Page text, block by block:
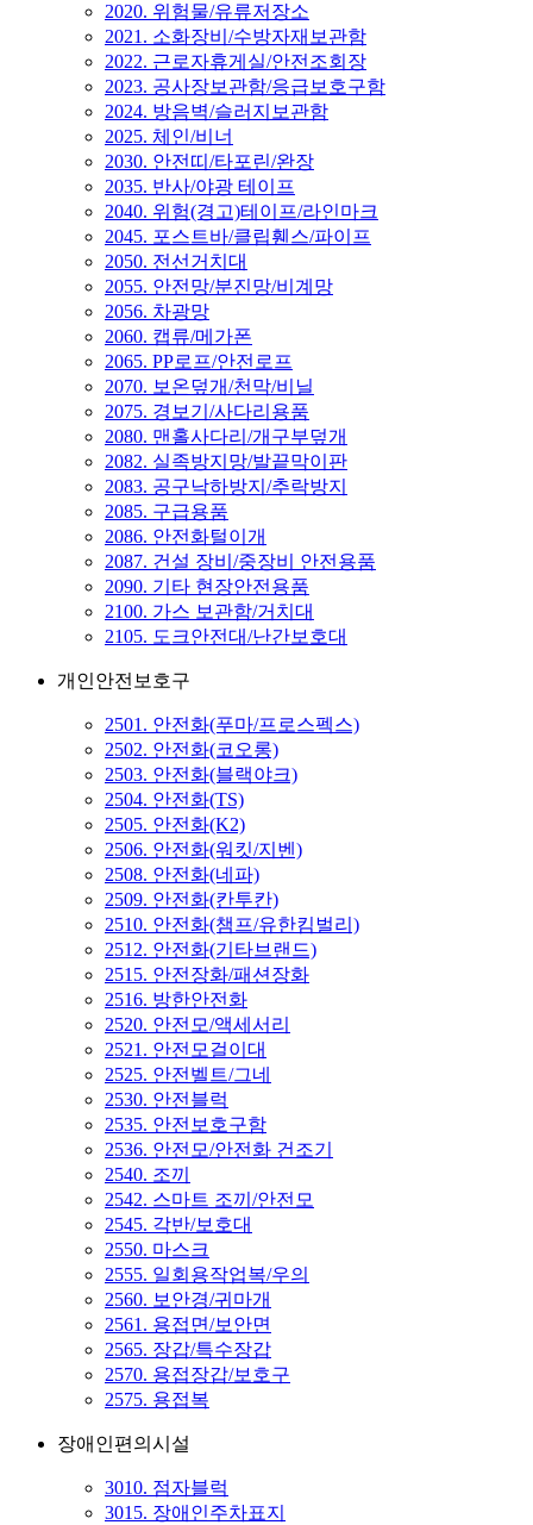
2020. 위험물/유류저장소
2021. 소화장비/수방자재보관함
2022. 근로자휴게실/안전조회장
2023. 공사장보관함/응급보호구함
2024. 방음벽/슬러지보관함
2025. 체인/비너
2030. 안전띠/타포린/완장
2035. 반사/야광 테이프
2040. 위험(경고)테이프/라인마크
2045. 포스트바/클립휀스/파이프
2050. 전선거치대
2055. 안전망/분진망/비계망
2056. 차광망
2060. 캡류/메가폰
2065. PP로프/안전로프
2070. 보온덮개/천막/비닐
2075. 경보기/사다리용품
2080. 맨홀사다리/개구부덮개
2082. 실족방지망/발끝막이판
2083. 공구낙하방지/추락방지
2085. 구급용품
2086. 안전화털이개
2087. 건설 장비/중장비 안전용품
2090. 기타 현장안전용품
2100. 가스 보관함/거치대
2105. 도크안전대/난간보호대
개인안전보호구
2501. 안전화(푸마/프로스펙스)
2502. 안전화(코오롱)
2503. 안전화(블랙야크)
2504. 안전화(TS)
2505. 안전화(K2)
2506. 안전화(워킷/지벤)
2508. 안전화(네파)
2509. 안전화(칸투칸)
2510. 안전화(챔프/유한킴벌리)
2512. 안전화(기타브랜드)
2515. 안전장화/패션장화
2516. 방한안전화
2520. 안전모/액세서리
2521. 안전모걸이대
2525. 안전벨트/그네
2530. 안전블럭
2535. 안전보호구함
2536. 안전모/안전화 건조기
2540. 조끼
2542. 스마트 조끼/안전모
2545. 각반/보호대
2550. 마스크
2555. 일회용작업복/우의
2560. 보안경/귀마개
2561. 용접면/보안면
2565. 장갑/특수장갑
2570. 용접장갑/보호구
2575. 용접복
장애인편의시설
3010. 점자블럭
3015. 장애인주차표지